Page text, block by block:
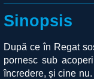
Sinopsis
După ce în Regat
pornesc sub
încredere, și cine